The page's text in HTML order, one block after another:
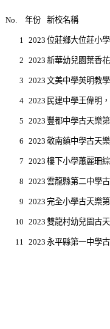
No. 年份 新校名稱
1 2023 位莊鄉大位莊小
2 2023 新華幼兒園葉香
3 2023 文美中學英明教
4 2023 民建中學王偉明
5 2023 豐都中學古天樂
6 2023 敬南鎮中學古天
7 2023 樓下小學蕭麗珊
8 2023 雲龍縣第二中學
9 2023 完全小學古天樂
10 2023 雙龍村幼兒園古
11 2023 永平縣第一中學